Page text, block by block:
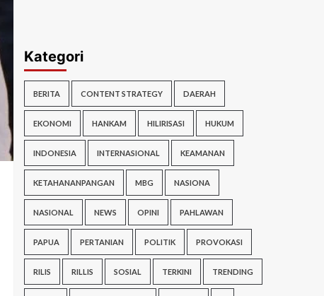
Kategori
BERITA CONTENT STRATEGY DAERAH
EKONOMI HANKAM HILIRISASI HUKUM
INDONESIA INTERNASIONAL KEAMANAN
KETAHANANPANGAN MBG NASIONA
NASIONAL NEWS OPINI PAHLAWAN
PAPUA PERTANIAN POLITIK PROVOKASI
RILIS RILLIS SOSIAL TERKINI TRENDING